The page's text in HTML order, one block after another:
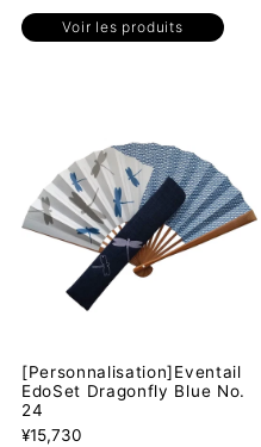
Date, de la plus
Voir les produits
[Personnalisation]Eventail
EdoSet Dragonfly Blue No.
24
¥15,730